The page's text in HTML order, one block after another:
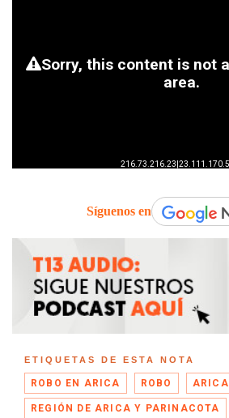
Síguenos en
ETIQUETAS DE ESTA NOTA
ROBO EN ARICA ROBO ARICA
REGIÓN DE ARICA Y PARINACOTA